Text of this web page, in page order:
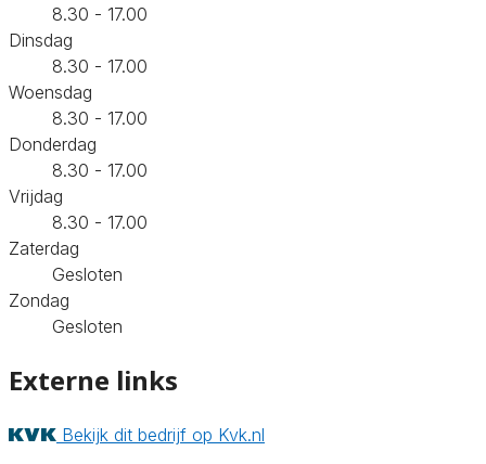
8.30 - 17.00
Dinsdag
8.30 - 17.00
Woensdag
8.30 - 17.00
Donderdag
8.30 - 17.00
Vrijdag
8.30 - 17.00
Zaterdag
Gesloten
Zondag
Gesloten
Externe links
Bekijk dit bedrijf op Kvk.nl